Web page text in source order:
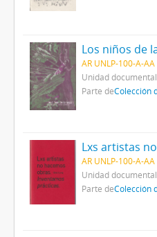
Los niños de
AR UNLP-100-A-
Unidad
Parte deColección
AR UNLP-100-A-
Unidad
Parte deColección